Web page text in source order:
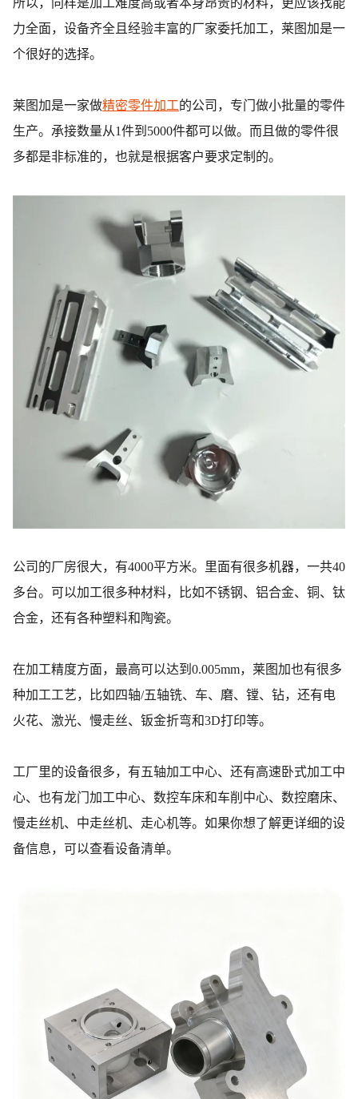
所以，同样是加工难度高或者本身昂贵的材料，更应该找能
力全面，设备齐全且经验丰富的厂家委托加工，莱图加是一
个很好的选择。
莱图加是一家做精密零件加工的公司，专门做小批量的零件
生产。承接数量从1件到5000件都可以做。而且做的零件很
多都是非标准的，也就是根据客户要求定制的。
公司的厂房很大，有4000平方米。里面有很多机器，一共40
多台。可以加工很多种材料，比如不锈钢、铝合金、铜、钛
合金，还有各种塑料和陶瓷。
在加工精度方面，最高可以达到0.005mm，莱图加也有很多
种加工工艺，比如四轴/五轴铣、车、磨、镗、钻，还有电
火花、激光、慢走丝、钣金折弯和3D打印等。
工厂里的设备很多，有五轴加工中心、还有高速卧式加工中
心、也有龙门加工中心、数控车床和车削中心、数控磨床、
慢走丝机、中走丝机、走心机等。如果你想了解更详细的设
备信息，可以查看设备清单。